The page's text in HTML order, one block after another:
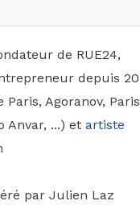
de RUE24,
depuis 20
Agoranov, Paris
Anvar, ...) et artiste
par Julien Laz